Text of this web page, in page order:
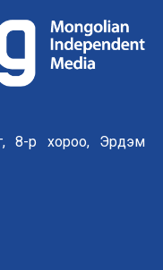
8-р хороо, Эрдэм